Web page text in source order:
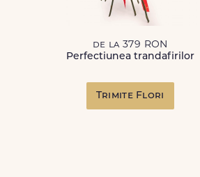
de la 379 RON
Perfectiunea trandafirilor
Trimite Flori